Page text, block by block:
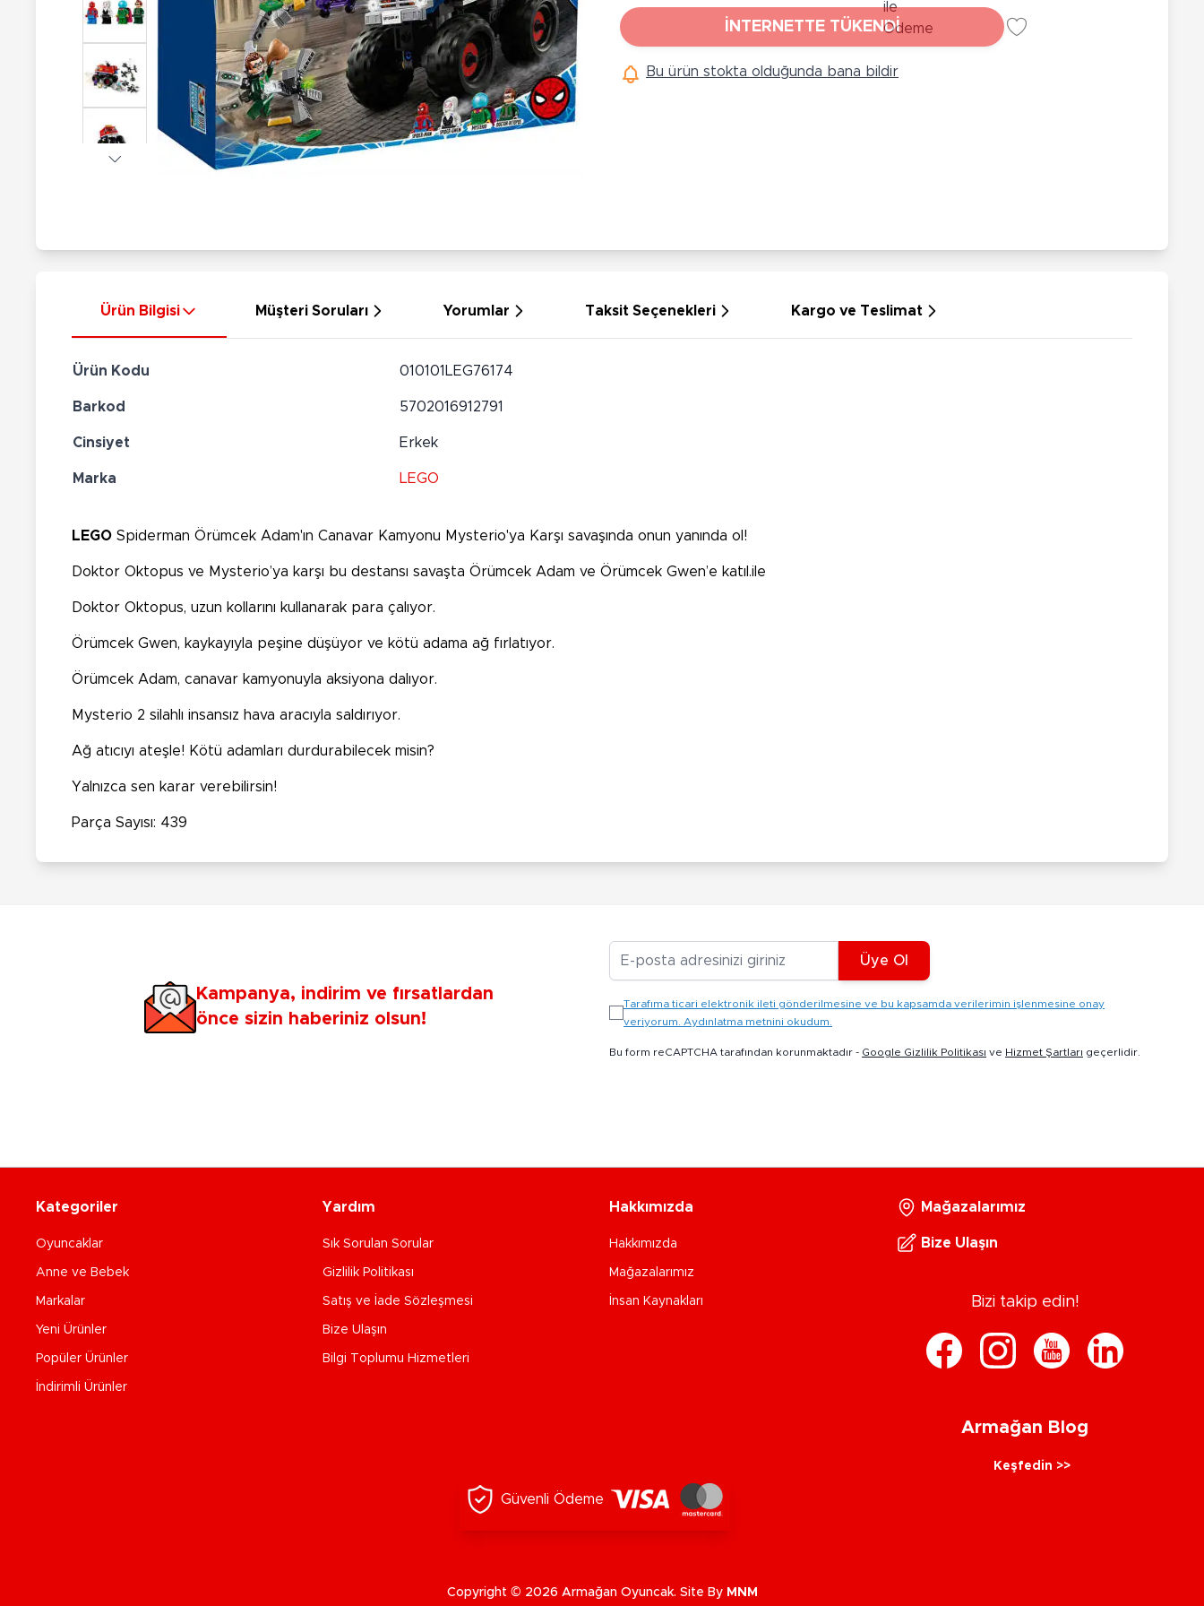
Hayvan Figürler
Çeşitli Figürler
Koleksiyon Figürler
Elektronik Ürünler
Çeşitli Elektronik Ürünler
Nerf
Silahlar
Silah Setleri
Kılıç Setleri
Ok Setleri
Hobi Oyuncakları
Maketler
Sihirbazlık Setleri
Puzzlelar
Çeşitli Eğlence Oyuncakları
Anne Bebek Oyuncakları
Aktivite Masaları
Bebek Araç Gereçleri
Ürünleri
Akülü Araçlar
Kaykay - Paten - Scooter
Bin Git Araçlar
Çeşitli Peluşlar
İNTERNETTE TÜKENDİ
Bu ürün stokta olduğunda bana bildir
Ürün Bilgisi Müşteri Soruları Yorumlar Taksit Seçenekleri Kargo ve Teslimat
Ürün Kodu 010101LEG76174
Barkod 5702016912791
Cinsiyet Erkek
Marka LEGO
LEGO Spiderman Örümcek Adam'ın Canavar Kamyonu Mysterio'ya Karşı savaşında onun yanında ol!
Doktor Oktopus ve Mysterio’ya karşı bu destansı savaşta Örümcek Adam ve Örümcek Gwen’e katıl.ile
Doktor Oktopus, uzun kollarını kullanarak para çalıyor.
Örümcek Gwen, kaykayıyla peşine düşüyor ve kötü adama ağ fırlatıyor.
Örümcek Adam, canavar kamyonuyla aksiyona dalıyor.
Mysterio 2 silahlı insansız hava aracıyla saldırıyor.
Ağ atıcıyı ateşle! Kötü adamları durdurabilecek misin?
Yalnızca sen karar verebilirsin!
Parça Sayısı: 439
Kampanya, indirim ve fırsatlardan
önce sizin haberiniz olsun!
Üye Ol
Tarafıma ticari elektronik ileti gönderilmesine ve bu kapsamda verilerimin işlenmesine onay
veriyorum. Aydınlatma metnini okudum.
Bu form reCAPTCHA tarafından korunmaktadır - Google Gizlilik Politikası ve Hizmet Şartları geçerlidir.
Kategoriler
Oyuncaklar
Anne ve Bebek
Markalar
Yeni Ürünler
Popüler Ürünler
İndirimli Ürünler
Yardım
Sık Sorulan Sorular
Gizlilik Politikası
Satış ve İade Sözleşmesi
Bize Ulaşın
Bilgi Toplumu Hizmetleri
Hakkımızda
Hakkımızda
Mağazalarımız
İnsan Kaynakları
Mağazalarımız
Bize Ulaşın
Bizi takip edin!
Armağan Blog
Keşfedin >>
Güvenli Ödeme
Copyright © 2026 Armağan Oyuncak. Site By MNM